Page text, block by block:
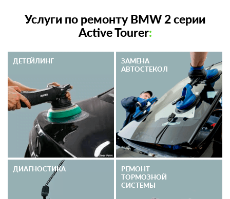
Услуги по ремонту BMW 2 серии
Active Tourer:
ДЕТЕЙЛИНГ
ЗАМЕНА
АВТОСТЕКОЛ
ДИАГНОСТИКА
РЕМОНТ
ТОРМОЗНОЙ
СИСТЕМЫ